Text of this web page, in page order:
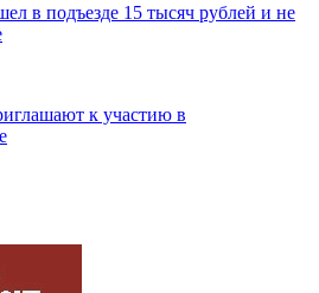
в подъезде 15 тысяч рублей и не
к участию в